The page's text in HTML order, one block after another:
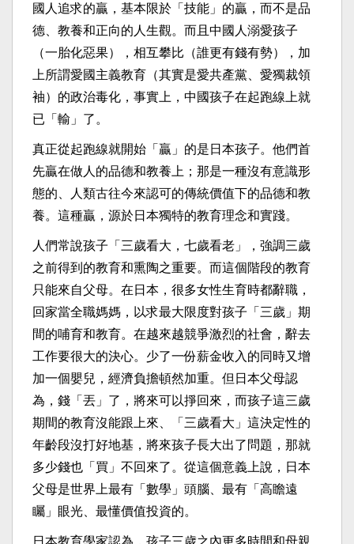
國人追求的贏，基本限於「技能」的贏，而不是品
德、教養和正向的人生觀。而且中國人溺愛孩子
（一胎化惡果），相互攀比（誰更有錢有勢），加
上所謂愛國主義教育（其實是愛共產黨、愛獨裁領
袖）的政治毒化，事實上，中國孩子在起跑線上就
已「輸」了。
真正從起跑線就開始「贏」的是日本孩子。他們首
先贏在做人的品德和教養上；那是一種沒有意識形
態的、人類古往今來認可的傳統價值下的品德和教
養。這種贏，源於日本獨特的教育理念和實踐。
人們常說孩子「三歲看大，七歲看老」，強調三歲
之前得到的教育和熏陶之重要。而這個階段的教育
只能來自父母。在日本，很多女性生育時都辭職，
回家當全職媽媽，以求最大限度對孩子「三歲」期
間的哺育和教育。在越來越競爭激烈的社會，辭去
工作要很大的決心。少了一份薪金收入的同時又增
加一個嬰兒，經濟負擔頓然加重。但日本父母認
為，錢「丟」了，將來可以掙回來，而孩子這三歲
期間的教育沒能跟上來、「三歲看大」這決定性的
年齡段沒打好地基，將來孩子長大出了問題，那就
多少錢也「買」不回來了。從這個意義上說，日本
父母是世界上最有「數學」頭腦、最有「高瞻遠
矚」眼光、最懂價值投資的。
日本教育學家認為，孩子三歲之內更多時間和母親